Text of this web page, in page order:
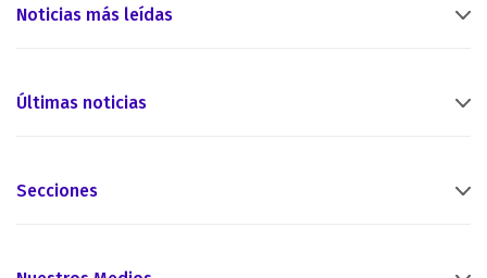
Noticias más leídas
Últimas noticias
Secciones